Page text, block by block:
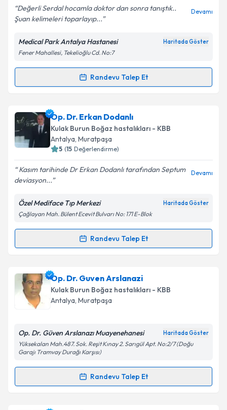
Kişisel verilerimin işlenmesine ilişkin
Aydınlatma
Metni'ni okudum ve kişisel verilerimin belirtilen
kapsamda işlenmesini kabul ediyorum.
Değerli Serdal hocamla doktor dan sonra tanıştık..
Şuan kelimeleri toparlayıp...
Devamı
Medical Park Antalya Hastanesi Haritada Göster
Fener Mahallesi, Tekelioğlu Cd. No:7
Randevu Talep Et
Randevu Takvimi Talebi
Prof. Dr. Serdal Güngöriçin randevu takvimi talebi
oluşturun. Size bu uzmandan randevu almanız için bir
takvim hazırlandığında e-posta ile bilgilendireceğiz.
Kişisel verilerimin işlenmesine ilişkin
Aydınlatma
Metni'ni okudum ve kişisel verilerimin belirtilen
kapsamda işlenmesini kabul ediyorum.
Op. Dr. Erkan Dodanlı
Kulak Burun Boğaz hastalıkları - KBB
Antalya, Muratpaşa
5 (15 Değerlendirme)
Kasım tarihinde Dr Erkan Dodanlı tarafından Septum
deviasyon...
Devamı
Özel Mediface Tıp Merkezi Haritada Göster
Çağlayan Mah. Bülent Ecevit Bulvarı No: 171 E-Blok
Randevu Talep Et
Randevu Takvimi Talebi
Op. Dr. Erkan Dodanlıiçin randevu takvimi talebi
oluşturun. Size bu uzmandan randevu almanız için bir
takvim hazırlandığında e-posta ile bilgilendireceğiz.
Kişisel verilerimin işlenmesine ilişkinAydınlatma
'ni okudum ve kişisel verilerimin belirtilen
kapsamda işlenmesini kabul ediyorum.
Op. Dr. Guven Arslanazi
Kulak Burun Boğaz hastalıkları - KBB
Antalya, Muratpaşa
Op. Dr. Güven Arslanazı Muayenehanesi Haritada Göster
Yüksekalan Mah.487. Sok. Reşit Kınay 2. Sarıgül Apt. No:2/7 (Doğu
Garajı Tramvay Durağı Karşısı)
Randevu Talep Et
Randevu Takvimi Talebi